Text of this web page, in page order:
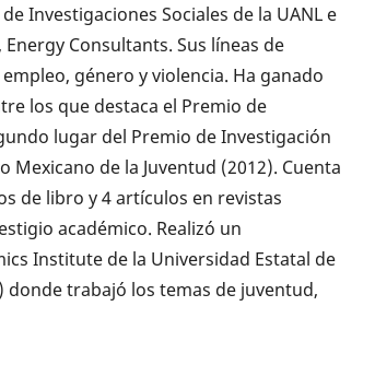
Investigaciones Sociales de la UANL e
Consultants. Sus líneas de
género y violencia. Ha ganado
los que destaca el Premio de
lugar del Premio de Investigación
de la Juventud (2012). Cuenta
de libro y 4 artículos en revistas
académico. Realizó un
Institute de la Universidad Estatal de
donde trabajó los temas de juventud,